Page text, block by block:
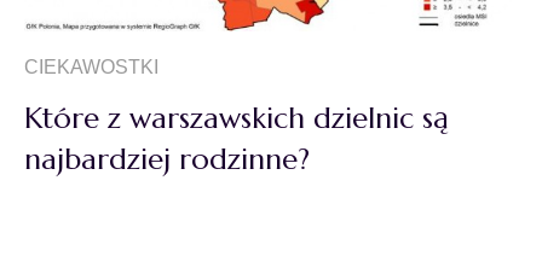
CIEKAWOSTKI
Które z warszawskich dzielnic są
najbardziej rodzinne?